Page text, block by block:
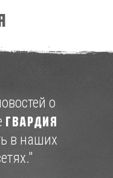
о
ГВАРДИЯ
в наших